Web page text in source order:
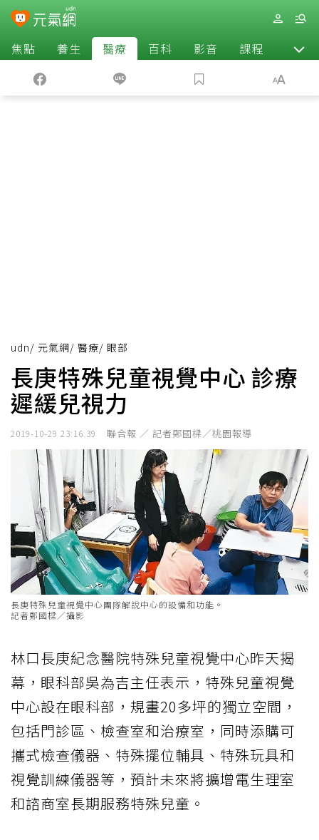
焦點 養生 醫療 百科 影音 課程 退休
udn/ 元氣網/ 醫療/ 眼部
長庚特殊兒童視覺中心 診療
遲緩兒視力
2019-10-29 23:16:39 聯合報 ／ 記者鄭國樑／桃園報導
長庚特殊兒童視覺中心團隊解說中心的設備和功能。
記者鄭國樑／攝影
林口長庚紀念醫院特殊兒童視覺中心昨天揭
幕，眼科部吳為吉主任表示，特殊兒童視覺
中心設在眼科部，規畫20多坪的獨立空間，
包括門診區、檢查室和治療室，同時添購可
攜式檢查儀器、特殊擺位輔具、特殊玩具和
視覺訓練儀器等，預計未來將擴增電生理室
和諮商室長期服務特殊兒童。